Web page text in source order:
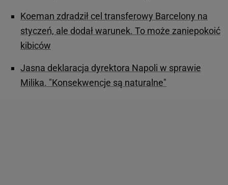
Koeman zdradził cel transferowy Barcelony na
styczeń, ale dodał warunek. To może zaniepokoić
kibiców
Jasna deklaracja dyrektora Napoli w sprawie
Milika. "Konsekwencje są naturalne"